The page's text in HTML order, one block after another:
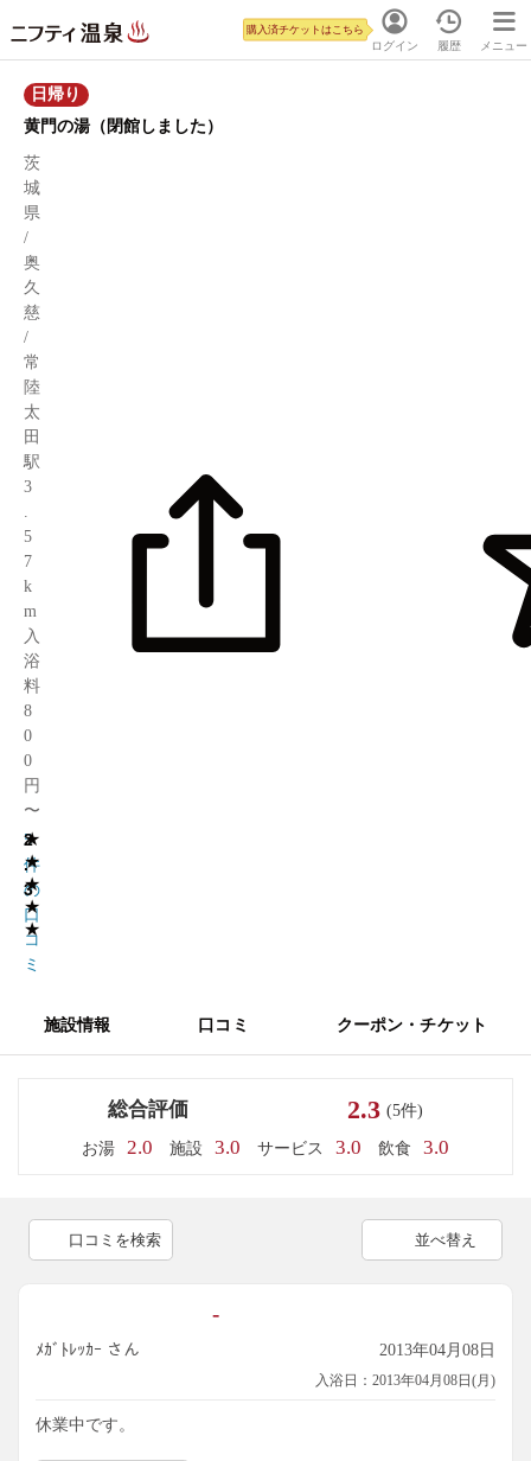
ログイン
購入済チケットはこちら
履歴 メニュー
日帰り
黄門の湯（閉館しました）
茨
城
県
/
奥
久
慈
/
常
陸
太
田
駅
3
5
7
k
m
入
浴
料
8
0
0
円
〜
★
★
★
★
★
2
.
3
5
件
の
口
コ
ミ
施設情報 口コミ クーポン・チケット
総合評価 2.3 (5件)
お湯 2.0 施設 3.0 サービス 3.0 飲食 3.0
口コミを検索 並べ替え
-
ﾒｶﾞﾄﾚｯｶｰ さん 2013年04月08日
入浴日：2013年04月08日(月)
休業中です。